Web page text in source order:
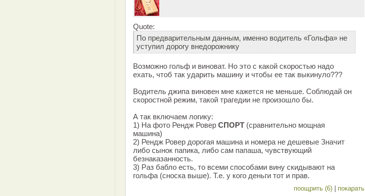
Quote:
По предварительным данным, именно водитель «Гольфа» не
уступил дорогу внедорожнику
Возможно гольф и виноват. Но это с какой скоростью надо
ехать, чтоб так ударить машину и чтобы ее так выкинуло???
Водитель джипа виновен мне кажется не меньше. Соблюдай он
скоростной режим, такой трагедии не произошло бы.
А так включаем логику:
1) На фото Рендж Ровер СПОРТ (сравнительно мощная
машина)
2) Рендж Ровер дорогая машина и номера не дешевые Значит
либо сынок папика, либо сам папаша, чувствующий
безнаказанность.
3) Раз бабло есть, то всеми способами вину скидывают на
гольфа (сноска выше). Т.е. у кого деньги тот и прав.
поощрить (6) покарать